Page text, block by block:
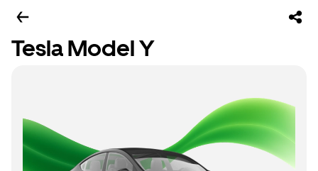
Tesla Model Y